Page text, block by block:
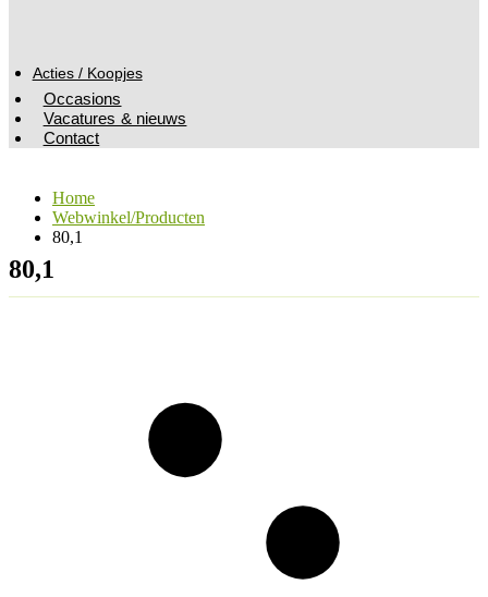
Acties / Koopjes
Occasions
Vacatures & nieuws
Contact
Home
Webwinkel/Producten
80,1
80,1